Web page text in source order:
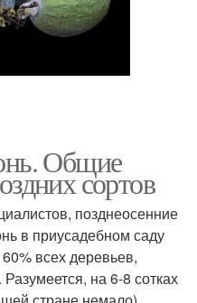
Общие
сортов
позднеосенние
в приусадебном саду
всех деревьев,
на 6-8 сотках